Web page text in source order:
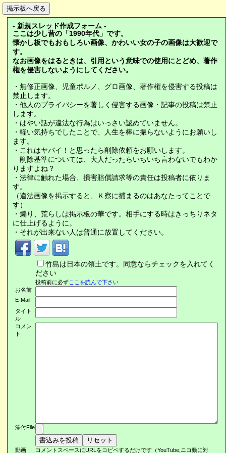
- 新規スレッド作成フォーム -
ここは少し昔の「1990年代」です。
懐かし板でもおもしろい画像、かわいい女の子の画像は大歓迎で
す。
なお画像をはるときは、引用という意味での使用にとどめ、著作
権を侵害しないようにしてください。
・無修正画像、児童ポルノ、グロ画像、著作権を侵害する投稿は
禁止します。
・他人のプライバシーを著しく侵害する画像・記事の投稿は禁止
します。
・はやい話が違法な行為はいっさい認めていません。
・軽い気持ちでしたことで、人生を棒に振らないようにお願いし
ます。
・これはヤバイ！と思ったら削除依頼をお願いします。
削除基準については、大人だったらいちいち言わないでもわか
りますよね？
・法律に触れた場合、損害賠償請求等の責任は投稿者に依りま
す。
（違法画像を掲示すると、Ｋ察に捕まるのはあなたってことで
す）
・煽り、荒らしは掲示板の華です。相手にする時はきっちりネタ
に仕上げるように。
・それが出来ない人は普通に放置してください。
竹島は日本の領土です。同意ならチェックを入れてく
ださい
投稿前に必ずここを読んで下さい
お名前
E-Mail
タイト
ル
コメン
ト
添付File
動画 コメントスペースにURLをコピペするだけです（YouTube,ニコ動に対